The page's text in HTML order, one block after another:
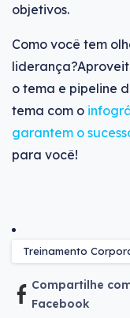
objetivos.
Como você tem
o tema e pipeline
tema com o
garantem o
para você!
Treinamento
Compartilhe
Facebook